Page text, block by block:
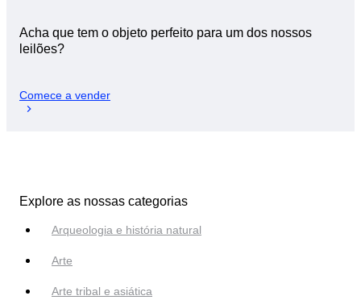
Acha que tem o objeto perfeito para um dos nossos
leilões?
Comece a vender
Explore as nossas categorias
Arqueologia e história natural
Arte
Arte tribal e asiática